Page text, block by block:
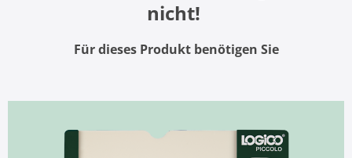
nicht!
Für dieses Produkt benötigen Sie